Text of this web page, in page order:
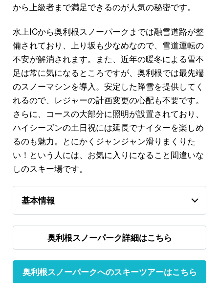
から上級者まで満足できるのが人気の秘密です。
水上ICから奥利根スノーパークまでは融雪道路が整
備されており、上り坂も少なめなので、雪道運転の
不安が解消されます。また、近年の暖冬による雪不
足は常に気になるところですが、奥利根では最先端
のスノーマシンを導入。安定した降雪を提供してく
れるので、レジャーの計画変更の心配も不要です。
さらに、コースの大部分に照明が設置されており、
ハイシーズンの土日祝には延長でナイターを楽しめ
るのも魅力。とにかくジャンジャン滑りまくりた
い！という人には、お気に入りになること間違いな
しのスキー場です。
基本情報
奥利根スノーパーク詳細はこちら
奥利根スノーパークへのスキーツアーはこちら